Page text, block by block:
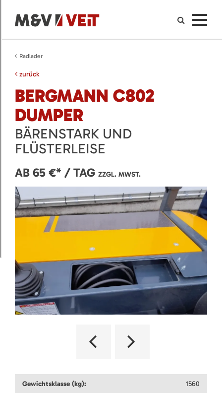
Radlader
zurück
BERGMANN C802
DUMPER
BÄRENSTARK UND
FLÜSTERLEISE
AB 65 €* / TAG ZZGL. MWST.
Gewichtsklasse (kg): 1560